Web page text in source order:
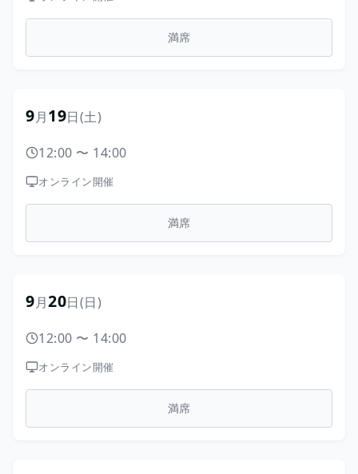
満席
9月19日(土)
12:00 〜 14:00
オンライン開催
満席
9月20日(日)
12:00 〜 14:00
オンライン開催
満席